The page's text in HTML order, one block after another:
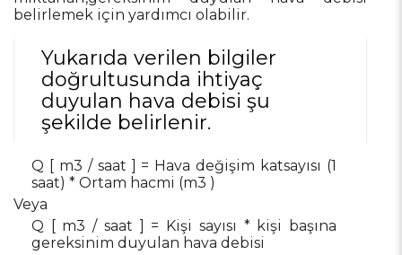
belirlemek için yardımcı olabilir.
Yukarıda verilen bilgiler
doğrultusunda ihtiyaç
duyulan hava debisi şu
şekilde belirlenir.
Q [ m3 / saat ] = Hava değişim katsayısı (1
saat) * Ortam hacmi (m3 )
Veya
Q [ m3 / saat ] = Kişi sayısı * kişi başına
gereksinim duyulan hava debisi